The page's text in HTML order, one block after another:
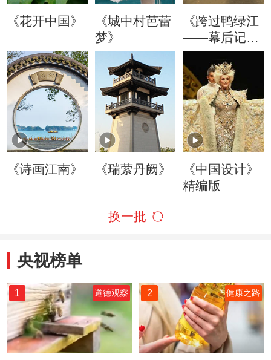
《花开中国》
《城中村芭蕾
梦》
《跨过鸭绿江
——幕后记
录》
《诗画江南》 《瑞萦丹阙》
《中国设计》
精编版
换一批
央视榜单
1 道德观察 2 健康之路